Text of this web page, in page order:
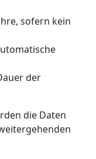
sofern kein
der
die Daten